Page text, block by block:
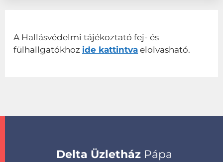
A Hallásvédelmi tájékoztató fej- és
fülhallgatókhoz ide kattintva elolvasható.
Delta ÜzletházPápa